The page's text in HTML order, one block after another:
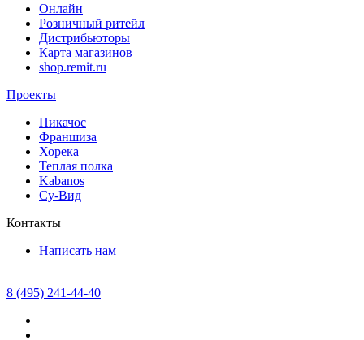
Онлайн
Розничный ритейл
Дистрибьюторы
Карта магазинов
shop.remit.ru
Проекты
Пикачос
Франшиза
Хорека
Теплая полка
Kabanos
Су-Вид
Контакты
Написать нам
8 (495) 241-44-40